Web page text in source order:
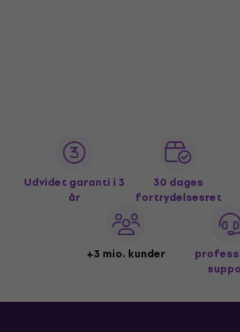
Udvidet garanti i 3
år
30 dages
fortrydelsesret
+3 mio. kunder